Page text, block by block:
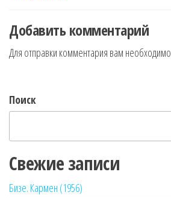
Добавить комментарий
Для отправки комментария вам необходимо
Поиск
Свежие записи
Бизе. Кармен (1956)